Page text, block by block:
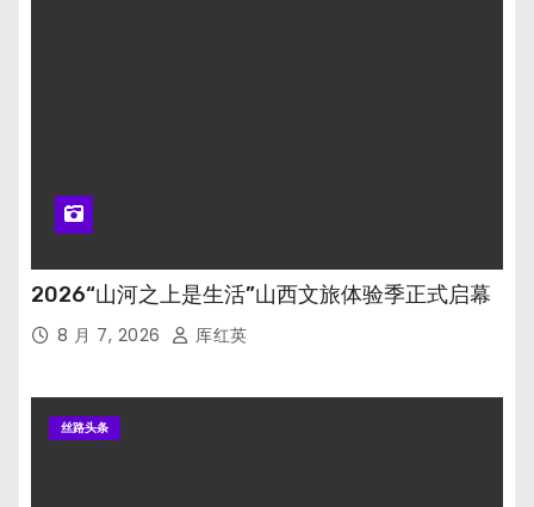
2026“山河之上是生活”山西文旅体验季正式启幕
8 月 7, 2026 厍红英
丝路头条